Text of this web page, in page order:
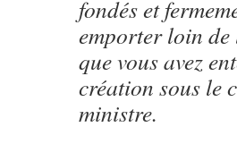
fondés et
emporter loin de
que vous avez
création sous le
ministre.